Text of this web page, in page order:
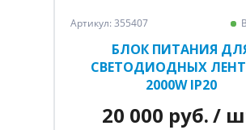
Артикул: 355407
БЛОК ПИТАНИЯ
СВЕТОДИОДНЫХ ЛЕНТ
2000W IP20
20 000 руб./